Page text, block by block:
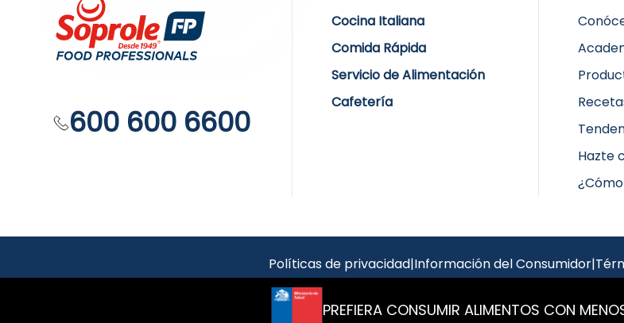
PREFIERA CONSUMIR ALIMENTOS CON
600 600 6600
Cocina Italiana
Comida Rápida
Servicio de Alimentación
Cafetería
Hazte
Políticas de privacidad|Información del Consumidor|